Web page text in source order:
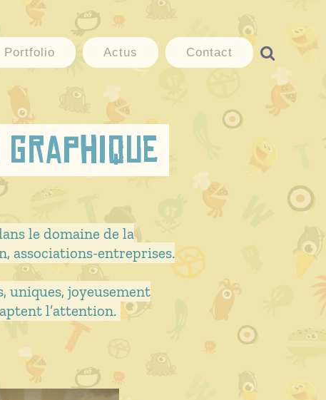
Portfolio Actus Contact
le domaine de la
associations-entreprises.
uniques, joyeusement
l’attention.